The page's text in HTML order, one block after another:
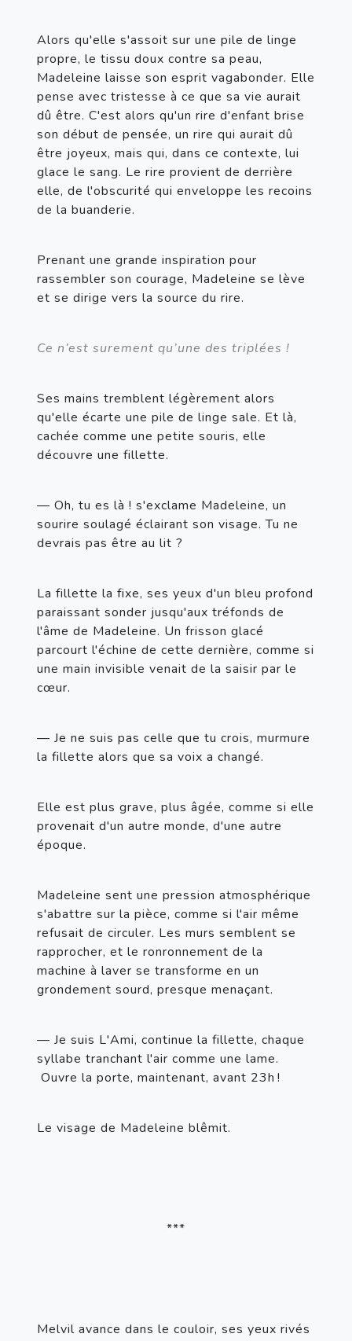
Alors qu'elle s'assoit sur une pile de linge
propre, le tissu doux contre sa peau,
Madeleine laisse son esprit vagabonder. Elle
pense avec tristesse à ce que sa vie aurait
dû être. C'est alors qu'un rire d'enfant brise
son début de pensée, un rire qui aurait dû
être joyeux, mais qui, dans ce contexte, lui
glace le sang. Le rire provient de derrière
elle, de l'obscurité qui enveloppe les recoins
de la buanderie.
Prenant une grande inspiration pour
rassembler son courage, Madeleine se lève
et se dirige vers la source du rire.
Ce n’est surement qu’une des triplées !
Ses mains tremblent légèrement alors
qu'elle écarte une pile de linge sale. Et là,
cachée comme une petite souris, elle
découvre une fillette.
— Oh, tu es là ! s'exclame Madeleine, un
sourire soulagé éclairant son visage. Tu ne
devrais pas être au lit ?
La fillette la fixe, ses yeux d'un bleu profond
paraissant sonder jusqu'aux tréfonds de
l'âme de Madeleine. Un frisson glacé
parcourt l'échine de cette dernière, comme si
une main invisible venait de la saisir par le
cœur.
— Je ne suis pas celle que tu crois, murmure
la fillette alors que sa voix a changé.
Elle est plus grave, plus âgée, comme si elle
provenait d'un autre monde, d'une autre
époque.
Madeleine sent une pression atmosphérique
s'abattre sur la pièce, comme si l'air même
refusait de circuler. Les murs semblent se
rapprocher, et le ronronnement de la
machine à laver se transforme en un
grondement sourd, presque menaçant.
— Je suis L'Ami, continue la fillette, chaque
syllabe tranchant l'air comme une lame.
Ouvre la porte, maintenant, avant 23h !
Le visage de Madeleine blêmit.
***
Melvil avance dans le couloir, ses yeux rivés